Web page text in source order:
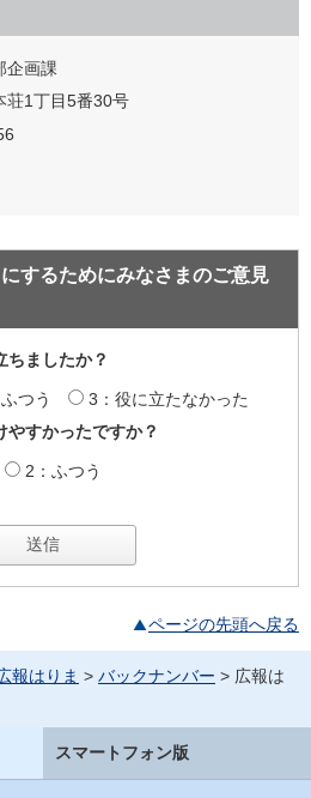
企画課
荘1丁目5番30号
するためにみなさまのご意見
ちましたか？
つう
3：役に立たなかった
やすかったですか？
2：ふつう
ページの先頭へ戻る
報はりま > バックナンバー > 広報は
スマートフォン版